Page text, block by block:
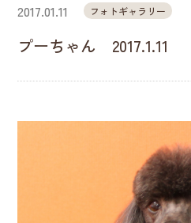
2017.01.11 フォトギャラリー
プーちゃん 2017.1.11